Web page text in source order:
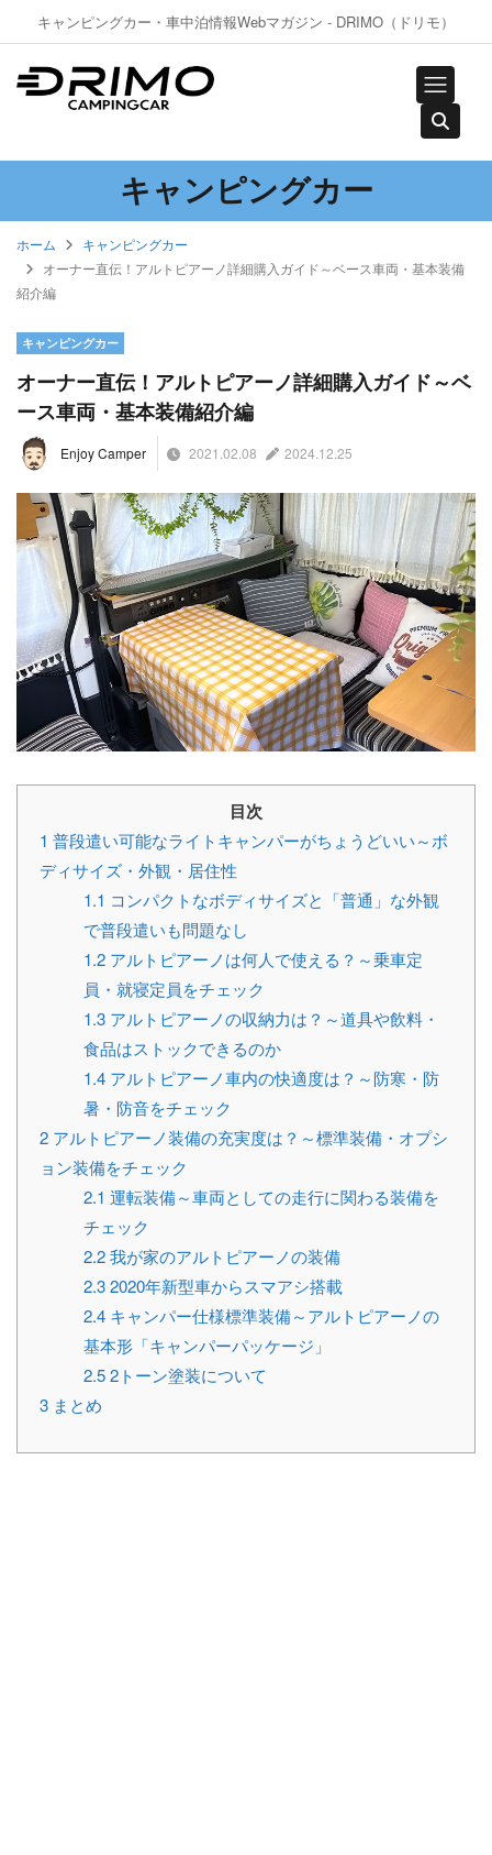
キャンピングカー・車中泊情報Webマガジン - DRIMO（ドリモ）
キャンピングカー
ホーム
キャンピングカー
オーナー直伝！アルトピアーノ詳細購入ガイド～ベース車両・基本装備
紹介編
キャンピングカー
オーナー直伝！アルトピアーノ詳細購入ガイド～ベ
ース車両・基本装備紹介編
Enjoy Camper 2021.02.08 2024.12.25
目次
1 普段遣い可能なライトキャンパーがちょうどいい～ボ
ディサイズ・外観・居住性
1.1 コンパクトなボディサイズと「普通」な外観
で普段遣いも問題なし
1.2 アルトピアーノは何人で使える？～乗車定
員・就寝定員をチェック
1.3 アルトピアーノの収納力は？～道具や飲料・
食品はストックできるのか
1.4 アルトピアーノ車内の快適度は？～防寒・防
暑・防音をチェック
2 アルトピアーノ装備の充実度は？～標準装備・オプシ
ョン装備をチェック
2.1 運転装備～車両としての走行に関わる装備を
チェック
2.2我が家のアルトピアーノの装備
2.32020年新型車からスマアシ搭載
2.4 キャンパー仕様標準装備～アルトピアーノの
基本形「キャンパーパッケージ」
2.52トーン塗装について
3 まとめ